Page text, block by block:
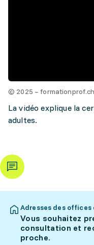
© 2025 – formationprof.ch
La vidéo explique la
adultes.
Adresses des offices
Vous souhaitez
consultation et
proche.